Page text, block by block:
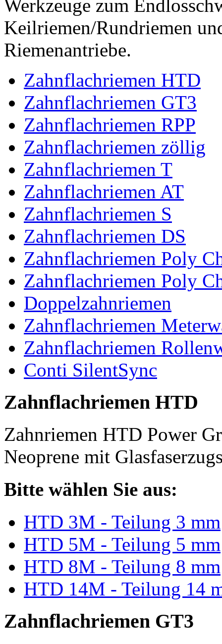
Werkzeuge zum
Keilriemen/Rundriemen
Riemenantriebe.
Zahnflachriemen HTD
Zahnflachriemen GT3
Zahnflachriemen RPP
Zahnflachriemen zöllig
Zahnflachriemen T
Zahnflachriemen AT
Zahnflachriemen S
Zahnflachriemen DS
Zahnflachriemen Poly
Zahnflachriemen Poly
Doppelzahnriemen
Zahnflachriemen
Zahnflachriemen
Conti SilentSync
Zahnflachriemen HTD
Zahnriemen HTD Power
Neoprene mit
Bitte wählen Sie aus:
HTD 3M - Teilung 3 mm
HTD 5M - Teilung 5 mm
HTD 8M - Teilung 8 mm
HTD 14M - Teilung 14
Zahnflachriemen GT3